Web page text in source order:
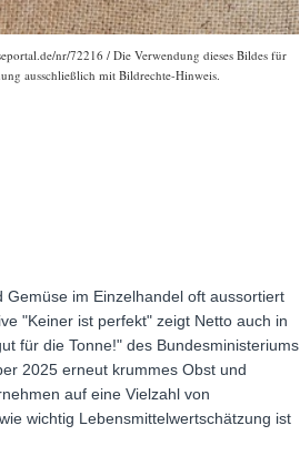
nr/72216 / Die Verwendung dieses Bildes für
ausschließlich mit Bildrechte-Hinweis.
im Einzelhandel oft aussortiert
"Keiner ist perfekt" zeigt Netto auch in
für die Tonne!" des Bundesministeriums
2025 erneut krummes Obst und
auf eine Vielzahl von
wichtig Lebensmittelwertschätzung ist